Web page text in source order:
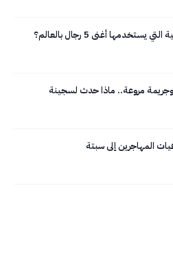
يستخدمها أغنى 5 رجال بالعالم؟
وجريمة مروعة.. ماذا حدث لسجينة
المهاجرين إلى سبتة